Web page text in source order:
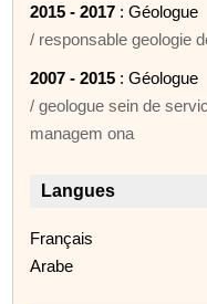
2015 - 2017 : Géologue
/ responsable geologie
2007 - 2015 : Géologue
/ geologue sein de
managem ona
Langues
Français
Arabe